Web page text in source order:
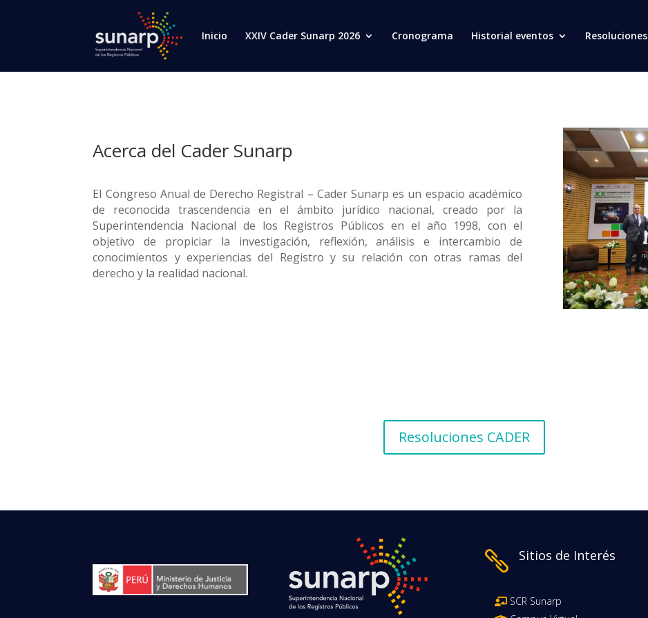
Inicio XXIV Cader Sunarp 2026 Cronograma Historial eventos Resoluciones
Acerca del Cader Sunarp
El Congreso Anual de Derecho Registral – Cader Sunarp es un espacio académico
de reconocida trascendencia en el ámbito jurídico nacional, creado por la
Superintendencia Nacional de los Registros Públicos en el año 1998, con el
objetivo de propiciar la investigación, reflexión, análisis e intercambio de
conocimientos y experiencias del Registro y su relación con otras ramas del
derecho y la realidad nacional.
Resoluciones CADER
 Sitios de Interés
SCR Sunarp